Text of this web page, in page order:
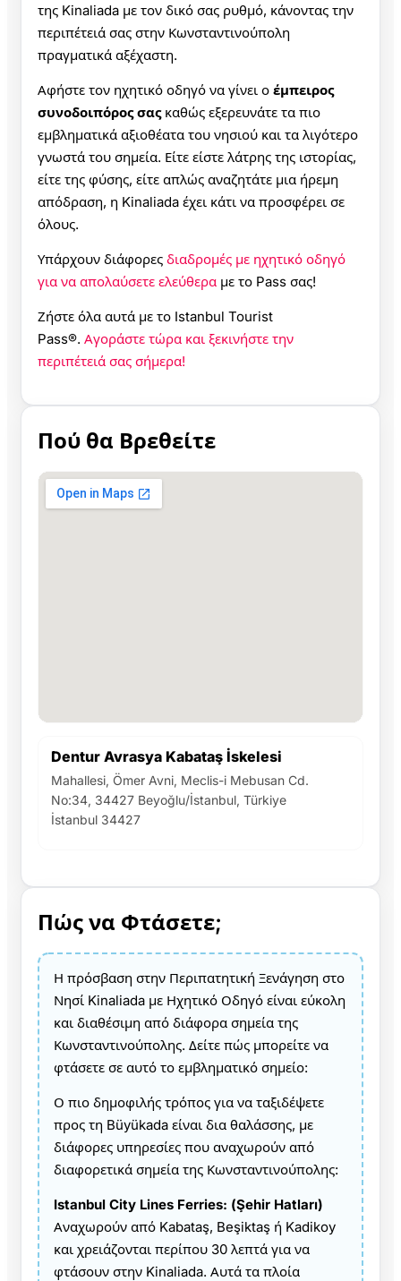
της Kinaliada με τον δικό σας ρυθμό, κάνοντας την
περιπέτειά σας στην Κωνσταντινούπολη
πραγματικά αξέχαστη.
Αφήστε τον ηχητικό οδηγό να γίνει ο έμπειρος
συνοδοιπόρος σας καθώς εξερευνάτε τα πιο
εμβληματικά αξιοθέατα του νησιού και τα λιγότερο
γνωστά του σημεία. Είτε είστε λάτρης της ιστορίας,
είτε της φύσης, είτε απλώς αναζητάτε μια ήρεμη
απόδραση, η Kinaliada έχει κάτι να προσφέρει σε
όλους.
Υπάρχουν διάφορες διαδρομές με ηχητικό οδηγό
για να απολαύσετε ελεύθερα με το Pass σας!
Ζήστε όλα αυτά με το Istanbul Tourist
Pass®. Αγοράστε τώρα και ξεκινήστε την
περιπέτειά σας σήμερα!
Πού θα Βρεθείτε
Dentur Avrasya Kabataş İskelesi
Mahallesi, Ömer Avni, Meclis-i Mebusan Cd.
No:34, 34427 Beyoğlu/İstanbul, Türkiye
İstanbul 34427
Πώς να Φτάσετε;
Η πρόσβαση στην Περιπατητική Ξενάγηση στο
Νησί Kinaliada με Ηχητικό Οδηγό είναι εύκολη
και διαθέσιμη από διάφορα σημεία της
Κωνσταντινούπολης. Δείτε πώς μπορείτε να
φτάσετε σε αυτό το εμβληματικό σημείο:
Ο πιο δημοφιλής τρόπος για να ταξιδέψετε
προς τη Büyükada είναι δια θαλάσσης, με
διάφορες υπηρεσίες που αναχωρούν από
διαφορετικά σημεία της Κωνσταντινούπολης:
Istanbul City Lines Ferries: (Şehir Hatları)
Αναχωρούν από Kabataş, Beşiktaş ή Kadikoy
και χρειάζονται περίπου 30 λεπτά για να
φτάσουν στην Kinaliada. Αυτά τα πλοία